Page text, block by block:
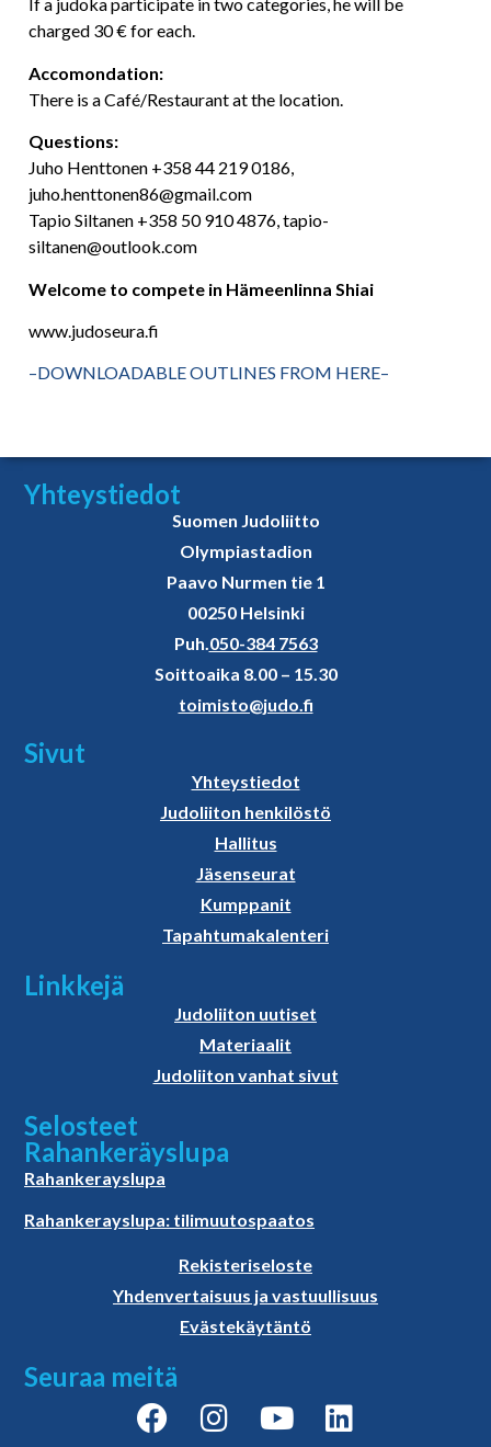
If a judoka participate in two categories, he will be
charged 30 € for each.
Accomondation:
There is a Café/Restaurant at the location.
Questions:
Juho Henttonen +358 44 219 0186,
juho.henttonen86@gmail.com
Tapio Siltanen +358 50 910 4876, tapio-
siltanen@outlook.com
Welcome to compete in Hämeenlinna Shiai
www.judoseura.fi
–DOWNLOADABLE OUTLINES FROM HERE–
Yhteystiedot
Suomen Judoliitto
Olympiastadion
Paavo Nurmen tie 1
00250 Helsinki
Puh. 050-384 7563
Soittoaika 8.00 – 15.30
toimisto@judo.fi
Sivut
Yhteystiedot
Judoliiton henkilöstö
Hallitus
Jäsenseurat
Kumppanit
Tapahtumakalenteri
Linkkejä
Judoliiton uutiset
Materiaalit
Judoliiton vanhat sivut
Selosteet
Rahankeräyslupa
Rahankerayslupa
Rahankerayslupa: tilimuutospaatos
Rekisteriseloste
Yhdenvertaisuus ja vastuullisuus
Evästekäytäntö
Seuraa meitä